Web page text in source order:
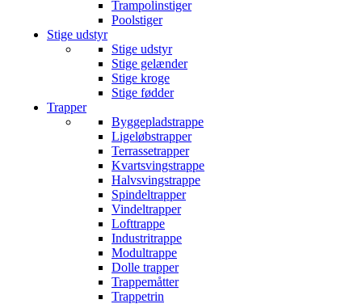
Trampolinstiger
Poolstiger
Stige udstyr
Stige udstyr
Stige gelænder
Stige kroge
Stige fødder
Trapper
Byggepladstrappe
Ligeløbstrapper
Terrassetrapper
Kvartsvingstrappe
Halvsvingstrappe
Spindeltrapper
Vindeltrapper
Lofttrappe
Industritrappe
Modultrappe
Dolle trapper
Trappemåtter
Trappetrin